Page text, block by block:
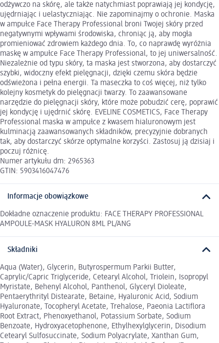
odżywczo na skórę, ale także natychmiast poprawiają jej kondycję,
ujędrniając i uelastyczniając. Nie zapominajmy o ochronie. Maska
w ampułce Face Therapy Professional broni Twojej skóry przed
negatywnymi wpływami środowiska, chroniąc ją, aby mogła
promieniować zdrowiem każdego dnia. To, co naprawdę wyróżnia
maskę w ampułce Face Therapy Professional, to jej uniwersalność.
Niezależnie od typu skóry, ta maska jest stworzona, aby dostarczyć
szybki, widoczny efekt pielęgnacji, dzięki czemu skóra będzie
odświeżona i pełna energii. Ta maseczka to coś więcej, niż tylko
kolejny kosmetyk do pielęgnacji twarzy. To zaawansowane
narzędzie do pielęgnacji skóry, które może pobudzić cerę, poprawić
jej kondycję i ujędrnić skórę. EVELINE COSMETICS, Face Therapy
Professional maska w ampułce z kwasem hialuronowym jest
kulminacją zaawansowanych składników, precyzyjnie dobranych
tak, aby dostarczyć skórze optymalne korzyści. Zastosuj ją dzisiaj i
poczuj różnicę.
Numer artykułu dm: 2965363
GTIN: 5903416047476
Informacje obowiązkowe
Dokładne oznaczenie produktu: FACE THERAPY PROFESSIONAL
AMPOULE-MASK HYALURON 8ML PL/ANG
Składniki
Aqua (Water), Glycerin, Butyrospermum Parkii Butter,
Caprylic/Capric Triglyceride, Cetearyl Alcohol, Triolein, Isopropyl
Myristate, Behenyl Alcohol, Panthenol, Glyceryl Dioleate,
Pentaerythrityl Distearate, Betaine, Hyaluronic Acid, Sodium
Hyaluronate, Tocopheryl Acetate, Trehalose, Paeonia Lactiflora
Root Extract, Phenoxyethanol, Potassium Sorbate, Sodium
Benzoate, Hydroxyacetophenone, Ethylhexylglycerin, Disodium
Cetearyl Sulfosuccinate, Sodium Polyacrylate, Xanthan Gum,